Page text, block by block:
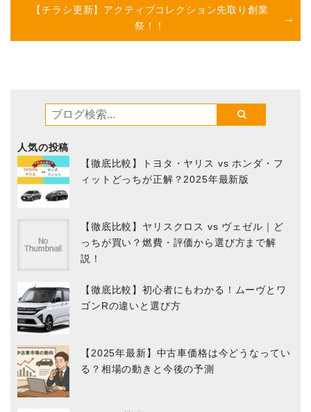
【チラシ更新】アクティブコレクション先取り創業
祭！！
人気の投稿
【徹底比較】トヨタ・ヤリス vs ホンダ・フ
ィットどっちが正解？2025年最新版
【徹底比較】ヤリスクロス vs ヴェゼル｜ど
っちが買い？燃費・評価から選び方まで解
説！
【徹底比較】初心者にもわかる！ムーヴとワ
ゴンRの違いと選び方
【2025年最新】中古車価格は今どうなってい
る？相場の動きと今後の予測